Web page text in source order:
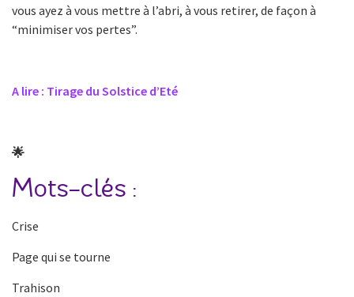
vous ayez à vous mettre à l’abri, à vous retirer, de façon à
“minimiser vos pertes”.
A lire : Tirage du Solstice d’Eté
🌟
Mots-clés :
Crise
Page qui se tourne
Trahison